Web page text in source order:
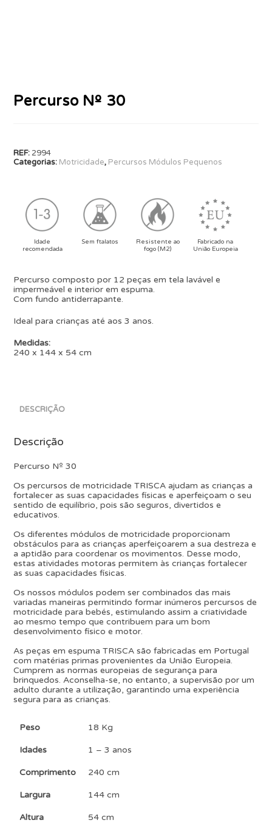
Percurso Nº 30
REF: 2994
Categorias: Motricidade, Percursos Módulos Pequenos
Idade
recomendada
Sem ftalatos
Resistente ao
fogo (M2)
Fabricado na
União Europeia
Percurso composto por 12 peças em tela lavável e
impermeável e interior em espuma.
Com fundo antiderrapante.
Ideal para crianças até aos 3 anos.
Medidas:
240 x 144 x 54 cm
DESCRIÇÃO
Descrição
Percurso Nº 30
Os percursos de motricidade TRISCA ajudam as crianças a
fortalecer as suas capacidades físicas e aperfeiçoam o seu
sentido de equilíbrio, pois são seguros, divertidos e
educativos.
Os diferentes módulos de motricidade proporcionam
obstáculos para as crianças aperfeiçoarem a sua destreza e
a aptidão para coordenar os movimentos. Desse modo,
estas atividades motoras permitem às crianças fortalecer
as suas capacidades físicas.
Os nossos módulos podem ser combinados das mais
variadas maneiras permitindo formar inúmeros percursos de
motricidade para bebés, estimulando assim a criatividade
ao mesmo tempo que contribuem para um bom
desenvolvimento físico e motor.
As peças em espuma TRISCA são fabricadas em Portugal
com matérias primas provenientes da União Europeia.
Cumprem as normas europeias de segurança para
brinquedos. Aconselha-se, no entanto, a supervisão por um
adulto durante a utilização, garantindo uma experiência
segura para as crianças.
Peso 18 Kg
Idades 1 – 3 anos
Comprimento 240 cm
Largura 144 cm
Altura 54 cm